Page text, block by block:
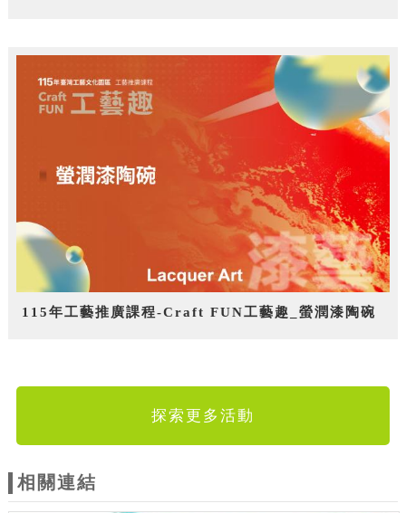
115年工藝推廣課程-Craft FUN工藝趣_螢潤漆陶碗
探索更多活動
相關連結